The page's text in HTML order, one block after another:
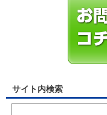
サイト内検索